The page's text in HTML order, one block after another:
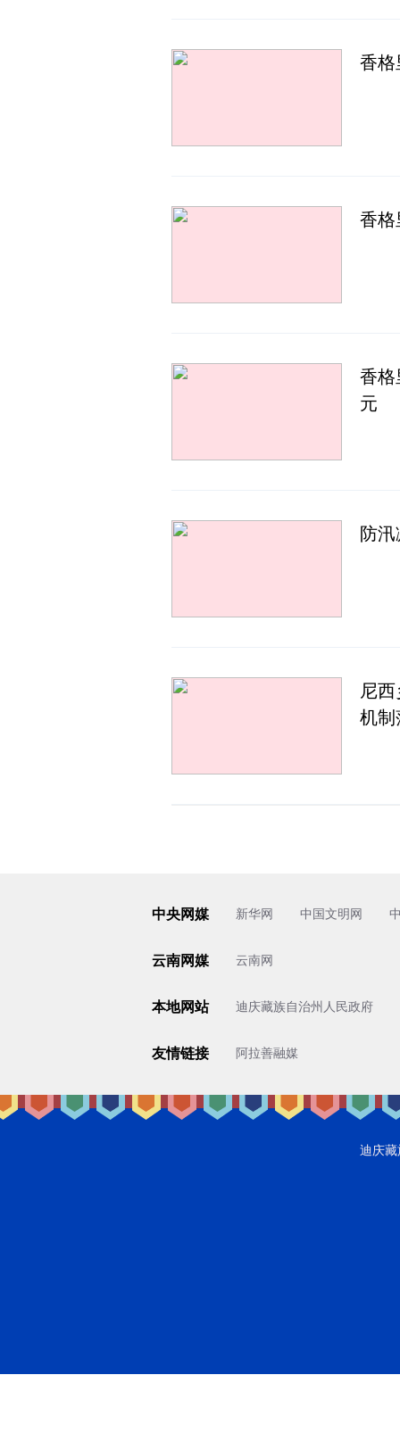
香格
香格
香格
元
防
尼
机制
中央网媒 新华网 中国文明网
云南网媒 云南网
本地网站 迪庆藏族自治州人民政府
友情链接 阿拉善融媒
迪庆